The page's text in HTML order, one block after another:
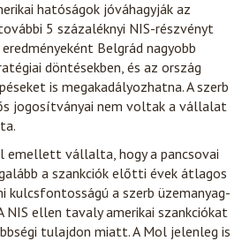
hatóságok jóváhagyják az
5 százaléknyi NIS-részvényt
Belgrád nagyobb
döntésekben, és az ország
is megakadályozhatna. A szerb
jogosítványai nem voltak a vállalat
emellett vállalta, hogy a pancsovai
a szankciók előtti évek átlagos
kulcsfontosságú a szerb üzemanyag-
ellen tavaly amerikai szankciókat
tulajdon miatt. A Mol jelenleg is